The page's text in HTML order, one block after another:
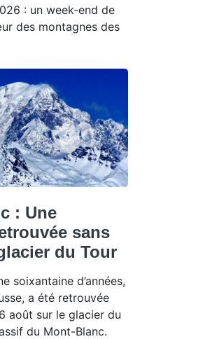
: un week-end de
des montagnes des
: Une
sans
du Tour
soixantaine d’années,
a été retrouvée
août sur le glacier du
du Mont-Blanc.